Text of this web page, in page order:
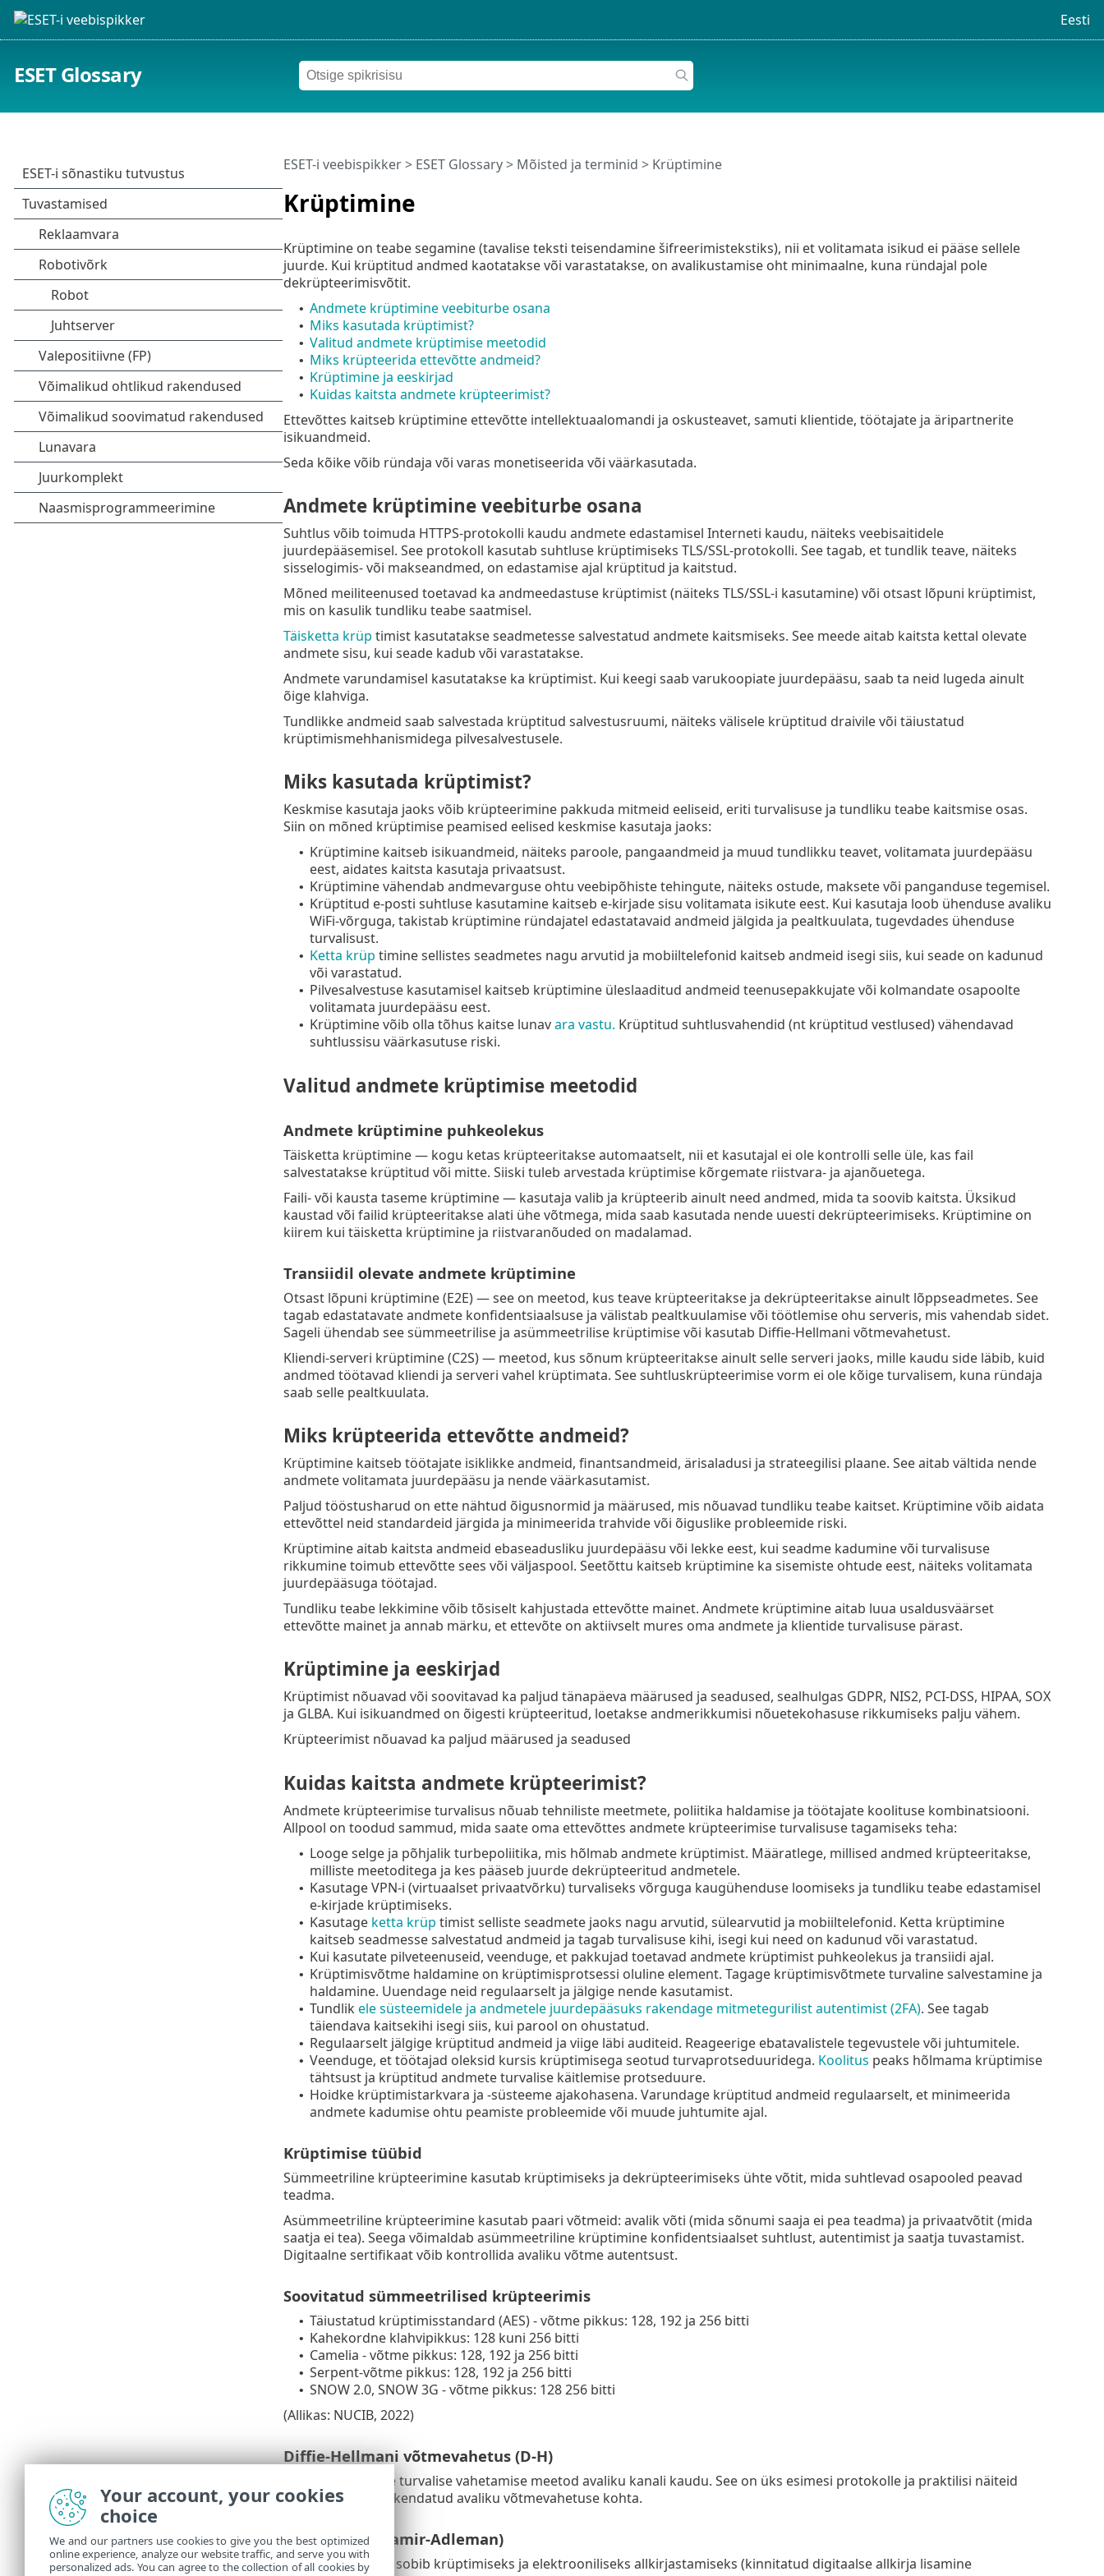
Eesti
ESET Glossary
Krüptimine
ESET-i veebispikker> ESET Glossary> Mõisted ja terminid > Krüptimine
Krüptimine on teabe segamine (tavalise teksti teisendamine šifreerimistekstiks), nii et volitamata isikud ei pääse sellele
juurde. Kui krüptitud andmed kaotatakse või varastatakse, on avalikustamise oht minimaalne, kuna ründajal pole
dekrüpteerimisvõtit.
• Andmete krüptimine veebiturbe osana
• Miks kasutada krüptimist?
• Valitud andmete krüptimise meetodid
• Miks krüpteerida ettevõtte andmeid?
• Krüptimine ja eeskirjad
• Kuidas kaitsta andmete krüpteerimist?
Ettevõttes kaitseb krüptimine ettevõtte intellektuaalomandi ja oskusteavet, samuti klientide, töötajate ja äripartnerite
isikuandmeid.
Seda kõike võib ründaja või varas monetiseerida või väärkasutada.
Andmete krüptimine veebiturbe osana
Suhtlus võib toimuda HTTPS-protokolli kaudu andmete edastamisel Interneti kaudu, näiteks veebisaitidele
juurdepääsemisel. See protokoll kasutab suhtluse krüptimiseks TLS/SSL-protokolli. See tagab, et tundlik teave, näiteks
sisselogimis- või makseandmed, on edastamise ajal krüptitud ja kaitstud.
Mõned meiliteenused toetavad ka andmeedastuse krüptimist (näiteks TLS/SSL-i kasutamine) või otsast lõpuni krüptimist,
mis on kasulik tundliku teabe saatmisel.
Täisketta krüp timist kasutatakse seadmetesse salvestatud andmete kaitsmiseks. See meede aitab kaitsta kettal olevate
andmete sisu, kui seade kadub või varastatakse.
Andmete varundamisel kasutatakse ka krüptimist. Kui keegi saab varukoopiate juurdepääsu, saab ta neid lugeda ainult
õige klahviga.
Tundlikke andmeid saab salvestada krüptitud salvestusruumi, näiteks välisele krüptitud draivile või täiustatud
krüptimismehhanismidega pilvesalvestusele.
Miks kasutada krüptimist?
Keskmise kasutaja jaoks võib krüpteerimine pakkuda mitmeid eeliseid, eriti turvalisuse ja tundliku teabe kaitsmise osas.
Siin on mõned krüptimise peamised eelised keskmise kasutaja jaoks:
• Krüptimine kaitseb isikuandmeid, näiteks paroole, pangaandmeid ja muud tundlikku teavet, volitamata juurdepääsu
eest, aidates kaitsta kasutaja privaatsust.
• Krüptimine vähendab andmevarguse ohtu veebipõhiste tehingute, näiteks ostude, maksete või panganduse tegemisel.
• Krüptitud e-posti suhtluse kasutamine kaitseb e-kirjade sisu volitamata isikute eest. Kui kasutaja loob ühenduse avaliku
WiFi-võrguga, takistab krüptimine ründajatel edastatavaid andmeid jälgida ja pealtkuulata, tugevdades ühenduse
turvalisust.
• Ketta krüp timine sellistes seadmetes nagu arvutid ja mobiiltelefonid kaitseb andmeid isegi siis, kui seade on kadunud
või varastatud.
• Pilvesalvestuse kasutamisel kaitseb krüptimine üleslaaditud andmeid teenusepakkujate või kolmandate osapoolte
volitamata juurdepääsu eest.
• Krüptimine võib olla tõhus kaitse lunavara vastu. Krüptitud suhtlusvahendid (nt krüptitud vestlused) vähendavad
suhtlussisu väärkasutuse riski.
Valitud andmete krüptimise meetodid
Andmete krüptimine puhkeolekus
Täisketta krüptimine — kogu ketas krüpteeritakse automaatselt, nii et kasutajal ei ole kontrolli selle üle, kas fail
salvestatakse krüptitud või mitte. Siiski tuleb arvestada krüptimise kõrgemate riistvara- ja ajanõuetega.
Faili- või kausta taseme krüptimine — kasutaja valib ja krüpteerib ainult need andmed, mida ta soovib kaitsta. Üksikud
kaustad või failid krüpteeritakse alati ühe võtmega, mida saab kasutada nende uuesti dekrüpteerimiseks. Krüptimine on
kiirem kui täisketta krüptimine ja riistvaranõuded on madalamad.
Transiidil olevate andmete krüptimine
Otsast lõpuni krüptimine (E2E) — see on meetod, kus teave krüpteeritakse ja dekrüpteeritakse ainult lõppseadmetes. See
tagab edastatavate andmete konfidentsiaalsuse ja välistab pealtkuulamise või töötlemise ohu serveris, mis vahendab sidet.
Sageli ühendab see sümmeetrilise ja asümmeetrilise krüptimise või kasutab Diffie-Hellmani võtmevahetust.
Kliendi-serveri krüptimine (C2S) — meetod, kus sõnum krüpteeritakse ainult selle serveri jaoks, mille kaudu side läbib, kuid
andmed töötavad kliendi ja serveri vahel krüptimata. See suhtluskrüpteerimise vorm ei ole kõige turvalisem, kuna ründaja
saab selle pealtkuulata.
Miks krüpteerida ettevõtte andmeid?
Krüptimine kaitseb töötajate isiklikke andmeid, finantsandmeid, ärisaladusi ja strateegilisi plaane. See aitab vältida nende
andmete volitamata juurdepääsu ja nende väärkasutamist.
Paljud tööstusharud on ette nähtud õigusnormid ja määrused, mis nõuavad tundliku teabe kaitset. Krüptimine võib aidata
ettevõttel neid standardeid järgida ja minimeerida trahvide või õiguslike probleemide riski.
Krüptimine aitab kaitsta andmeid ebaseadusliku juurdepääsu või lekke eest, kui seadme kadumine või turvalisuse
rikkumine toimub ettevõtte sees või väljaspool. Seetõttu kaitseb krüptimine ka sisemiste ohtude eest, näiteks volitamata
juurdepääsuga töötajad.
Tundliku teabe lekkimine võib tõsiselt kahjustada ettevõtte mainet. Andmete krüptimine aitab luua usaldusväärset
ettevõtte mainet ja annab märku, et ettevõte on aktiivselt mures oma andmete ja klientide turvalisuse pärast.
Krüptimine ja eeskirjad
Krüptimist nõuavad või soovitavad ka paljud tänapäeva määrused ja seadused, sealhulgas GDPR, NIS2, PCI-DSS, HIPAA, SOX
ja GLBA. Kui isikuandmed on õigesti krüpteeritud, loetakse andmerikkumisi nõuetekohasuse rikkumiseks palju vähem.
Krüpteerimist nõuavad ka paljud määrused ja seadused
Kuidas kaitsta andmete krüpteerimist?
Andmete krüpteerimise turvalisus nõuab tehniliste meetmete, poliitika haldamise ja töötajate koolituse kombinatsiooni.
Allpool on toodud sammud, mida saate oma ettevõttes andmete krüpteerimise turvalisuse tagamiseks teha:
• Looge selge ja põhjalik turbepoliitika, mis hõlmab andmete krüptimist. Määratlege, millised andmed krüpteeritakse,
milliste meetoditega ja kes pääseb juurde dekrüpteeritud andmetele.
• Kasutage VPN-i (virtuaalset privaatvõrku) turvaliseks võrguga kaugühenduse loomiseks ja tundliku teabe edastamisel
e-kirjade krüptimiseks.
• Kasutage ketta krüp timist selliste seadmete jaoks nagu arvutid, sülearvutid ja mobiiltelefonid. Ketta krüptimine
kaitseb seadmesse salvestatud andmeid ja tagab turvalisuse kihi, isegi kui need on kadunud või varastatud.
• Kui kasutate pilveteenuseid, veenduge, et pakkujad toetavad andmete krüptimist puhkeolekus ja transiidi ajal.
• Krüptimisvõtme haldamine on krüptimisprotsessi oluline element. Tagage krüptimisvõtmete turvaline salvestamine ja
haldamine. Uuendage neid regulaarselt ja jälgige nende kasutamist.
• Tundlik ele süsteemidele ja andmetele juurdepääsuks rakendage mitmetegurilist autentimist (2FA). See tagab
täiendava kaitsekihi isegi siis, kui parool on ohustatud.
• Regulaarselt jälgige krüptitud andmeid ja viige läbi auditeid. Reageerige ebatavalistele tegevustele või juhtumitele.
• Veenduge, et töötajad oleksid kursis krüptimisega seotud turvaprotseduuridega. Koolitus peaks hõlmama krüptimise
tähtsust ja krüptitud andmete turvalise käitlemise protseduure.
• Hoidke krüptimistarkvara ja -süsteeme ajakohasena. Varundage krüptitud andmeid regulaarselt, et minimeerida
andmete kadumise ohtu peamiste probleemide või muude juhtumite ajal.
Krüptimise tüübid
Sümmeetriline krüpteerimine kasutab krüptimiseks ja dekrüpteerimiseks ühte võtit, mida suhtlevad osapooled peavad
teadma.
Asümmeetriline krüpteerimine kasutab paari võtmeid: avalik võti (mida sõnumi saaja ei pea teadma) ja privaatvõtit (mida
saatja ei tea). Seega võimaldab asümmeetriline krüptimine konfidentsiaalset suhtlust, autentimist ja saatja tuvastamist.
Digitaalne sertifikaat võib kontrollida avaliku võtme autentsust.
Soovitatud sümmeetrilised krüpteerimis
• Täiustatud krüptimisstandard (AES) - võtme pikkus: 128, 192 ja 256 bitti
• Kahekordne klahvipikkus: 128 kuni 256 bitti
• Camelia - võtme pikkus: 128, 192 ja 256 bitti
• Serpent-võtme pikkus: 128, 192 ja 256 bitti
• SNOW 2.0, SNOW 3G - võtme pikkus: 128 256 bitti
(Allikas: NUCIB, 2022)
Diffie-Hellmani võtmevahetus (D-H)
Krüptimisvõtmete turvalise vahetamise meetod avaliku kanali kaudu. See on üks esimesi protokolle ja praktilisi näiteid
krüptograafias rakendatud avaliku võtmevahetuse kohta.
RSA (Rivest-Shamir-Adleman)
Esimene algoritm sobib krüptimiseks ja elektrooniliseks allkirjastamiseks (kinnitatud digitaalse allkirja lisamine
Your account, your cookies
choice
We and our partners use cookies to give you the best optimized
online experience, analyze our website traffic, and serve you with
personalized ads. You can agree to the collection of all cookies by